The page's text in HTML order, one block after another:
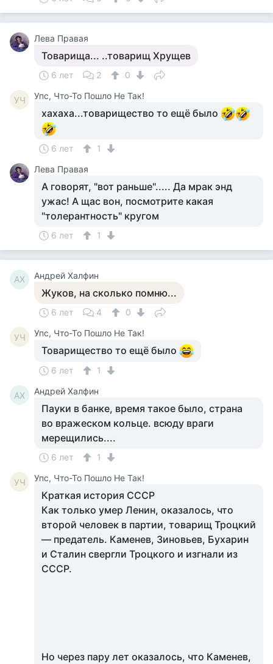
Лева Правая
Товарища... ..товарищ Хрущев
6 лет 2 0
УЧ Упс, Что-То Пошло Не Так!
хахаха...товарищество то ещё было
6 лет
1
Лева Правая
А говорят, "вот раньше"..... Да мрак энд
ужас! А щас вон, посмотрите какая
"толерантность" кругом
6 лет 1
АХ Андрей Халфин
Жуков, на сколько помню...
6 лет 4 0
УЧ Упс, Что-То Пошло Не Так!
Товарищество то ещё было
6 лет 1
АХ Андрей Халфин
Пауки в банке, время такое было, страна
во вражеском кольце. всюду враги
мерещились....
6 лет 1
УЧ Упс, Что-То Пошло Не Так!
Краткая история СССР
Как только умер Ленин, оказалось, что
второй человек в партии, товарищ Троцкий
— предатель. Каменев, Зиновьев, Бухарин
и Сталин свергли Троцкого и изгнали из
СССР.
Но через пару лет оказалось, что Каменев,